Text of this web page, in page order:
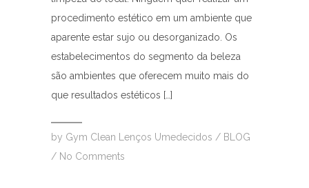
procedimento estético em um ambiente que
aparente estar sujo ou desorganizado. Os
estabelecimentos do segmento da beleza
são ambientes que oferecem muito mais do
que resultados estéticos […]
by Gym Clean Lenços Umedecidos / BLOG
/ No Comments